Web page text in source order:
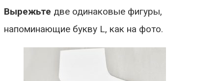
Вырежьте две одинаковые фигуры,
напоминающие букву L, как на фото.